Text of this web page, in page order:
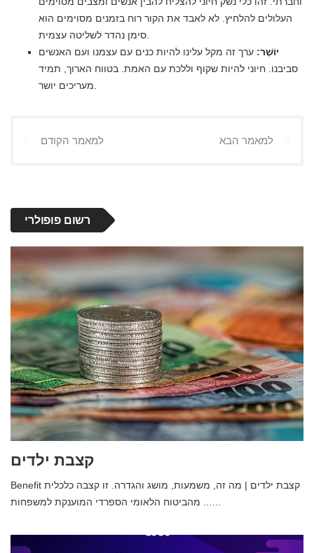
העלולים להלחיץ. לא לאבד את הקור רוח בזמנים מסוימים הוא
יוֹשֶׁר: ערך זה מקל עלינו להיות כנים עם עצמנו ועם האנשים
סביבנו. חיוני להיות שקוף וללכת עם האמת. בטווח הארוך, תמיד
למאמר הקודם למאמר הבא
רשום פופולרי
קצבת ילדים
Benefit קצבת ילדים | מה זה, משמעות, מושג והגדרה. זו קצבה כלכלית